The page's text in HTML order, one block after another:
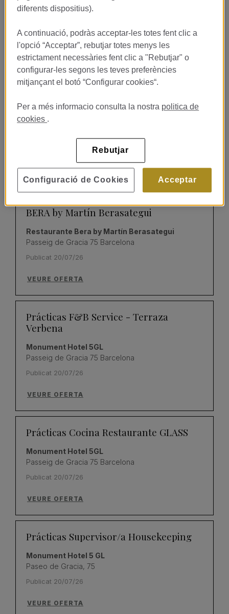
Passeig de Gracia 75 Barcelona
VEURE OFERTA
Prácticas Cocina - Pastelería
Restaurante Lasarte ***
Publicat 20/07/26
VEURE OFERTA
Prácticas de Cocina – Restaurante
BERA by Martín Berasategui
Restaurante Bera by Martín Berasategui
Passeig de Gracia 75 Barcelona
Publicat 20/07/26
VEURE OFERTA
Prácticas F&B Service - Terraza
Verbena
Monument Hotel 5GL
Passeig de Gracia 75 Barcelona
Publicat 20/07/26
VEURE OFERTA
Prácticas Cocina Restaurante GLASS
Monument Hotel 5GL
Passeig de Gracia 75 Barcelona
Publicat 20/07/26
VEURE OFERTA
Prácticas Supervisor/a Housekeeping
Monument Hotel 5 GL
Paseo de Gracia, 75
Publicat 20/07/26
VEURE OFERTA
diferents dispositius).
A continuació, podràs acceptar-les totes fent clic a
l'opció “Acceptar”, rebutjar totes menys les
estrictament necessàries fent clic a "Rebutjar" o
configurar-les segons les teves preferències
mitjançant el botó “Configurar cookies“.
Per a més informacio consulta la nostra politica de
cookies .
Rebutjar
Acceptar
Configuració de Cookies